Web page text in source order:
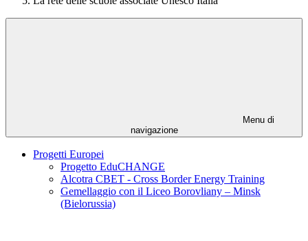
Menu di
navigazione
Progetti Europei
Progetto EduCHANGE
Alcotra CBET - Cross Border Energy Training
Gemellaggio con il Liceo Borovliany – Minsk
(Bielorussia)